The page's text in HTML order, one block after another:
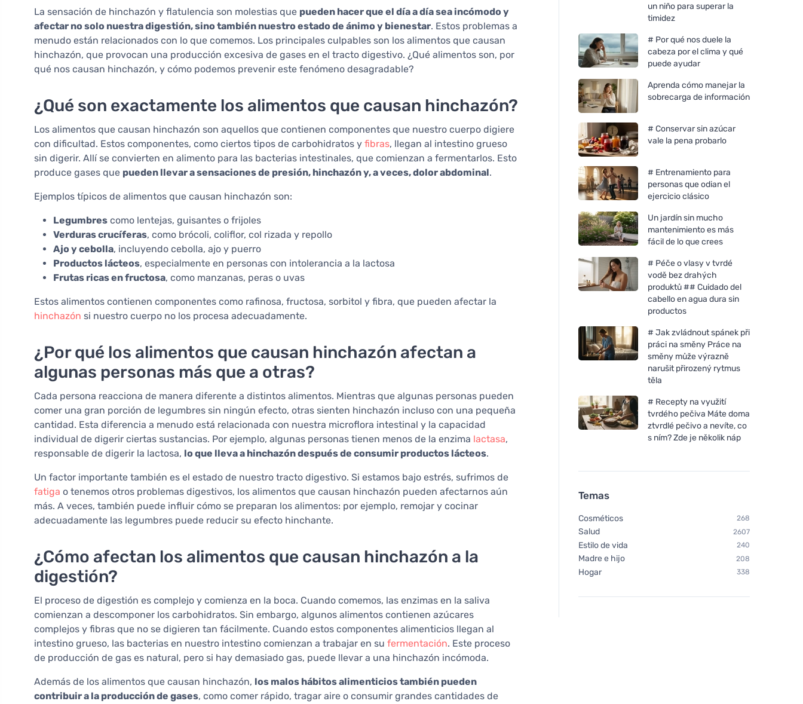
La sensación de hinchazón y flatulencia son molestias que pueden hacer que el día a día sea incómodo y
afectar no solo nuestra digestión, sino también nuestro estado de ánimo y bienestar. Estos problemas a
menudo están relacionados con lo que comemos. Los principales culpables son los alimentos que causan
hinchazón, que provocan una producción excesiva de gases en el tracto digestivo. ¿Qué alimentos son, por
qué nos causan hinchazón, y cómo podemos prevenir este fenómeno desagradable?
¿Qué son exactamente los alimentos que causan hinchazón?
Los alimentos que causan hinchazón son aquellos que contienen componentes que nuestro cuerpo digiere
con dificultad. Estos componentes, como ciertos tipos de carbohidratos y fibras, llegan al intestino grueso
sin digerir. Allí se convierten en alimento para las bacterias intestinales, que comienzan a fermentarlos. Esto
produce gases que pueden llevar a sensaciones de presión, hinchazón y, a veces, dolor abdominal.
Ejemplos típicos de alimentos que causan hinchazón son:
Legumbres como lentejas, guisantes o frijoles
Verduras crucíferas, como brócoli, coliflor, col rizada y repollo
Ajo y cebolla, incluyendo cebolla, ajo y puerro
Productos lácteos, especialmente en personas con intolerancia a la lactosa
Frutas ricas en fructosa, como manzanas, peras o uvas
Estos alimentos contienen componentes como rafinosa, fructosa, sorbitol y fibra, que pueden afectar la
hinchazón si nuestro cuerpo no los procesa adecuadamente.
¿Por qué los alimentos que causan hinchazón afectan a
algunas personas más que a otras?
Cada persona reacciona de manera diferente a distintos alimentos. Mientras que algunas personas pueden
comer una gran porción de legumbres sin ningún efecto, otras sienten hinchazón incluso con una pequeña
cantidad. Esta diferencia a menudo está relacionada con nuestra microflora intestinal y la capacidad
individual de digerir ciertas sustancias. Por ejemplo, algunas personas tienen menos de la enzima lactasa,
responsable de digerir la lactosa, lo que lleva a hinchazón después de consumir productos lácteos.
Un factor importante también es el estado de nuestro tracto digestivo. Si estamos bajo estrés, sufrimos de
fatiga o tenemos otros problemas digestivos, los alimentos que causan hinchazón pueden afectarnos aún
más. A veces, también puede influir cómo se preparan los alimentos: por ejemplo, remojar y cocinar
adecuadamente las legumbres puede reducir su efecto hinchante.
¿Cómo afectan los alimentos que causan hinchazón a la
digestión?
El proceso de digestión es complejo y comienza en la boca. Cuando comemos, las enzimas en la saliva
comienzan a descomponer los carbohidratos. Sin embargo, algunos alimentos contienen azúcares
complejos y fibras que no se digieren tan fácilmente. Cuando estos componentes alimenticios llegan al
intestino grueso, las bacterias en nuestro intestino comienzan a trabajar en su fermentación. Este proceso
de producción de gas es natural, pero si hay demasiado gas, puede llevar a una hinchazón incómoda.
Además de los alimentos que causan hinchazón, los malos hábitos alimenticios también pueden
contribuir a la producción de gases, como comer rápido, tragar aire o consumir grandes cantidades de
un niño para superar la
timidez
# Por qué nos duele la
cabeza por el clima y qué
puede ayudar
Aprenda cómo manejar la
sobrecarga de información
# Conservar sin azúcar
vale la pena probarlo
# Entrenamiento para
personas que odian el
ejercicio clásico
Un jardín sin mucho
mantenimiento es más
fácil de lo que crees
# Péče o vlasy v tvrdé
vodě bez drahých
produktů ## Cuidado del
cabello en agua dura sin
productos
# Jak zvládnout spánek při
práci na směny Práce na
směny může výrazně
narušit přirozený rytmus
těla
# Recepty na využití
tvrdého pečiva Máte doma
ztvrdlé pečivo a nevíte, co
s ním? Zde je několik náp
Temas
Cosméticos 268
Salud 2607
Estilo de vida 240
Madre e hijo 208
Hogar 338